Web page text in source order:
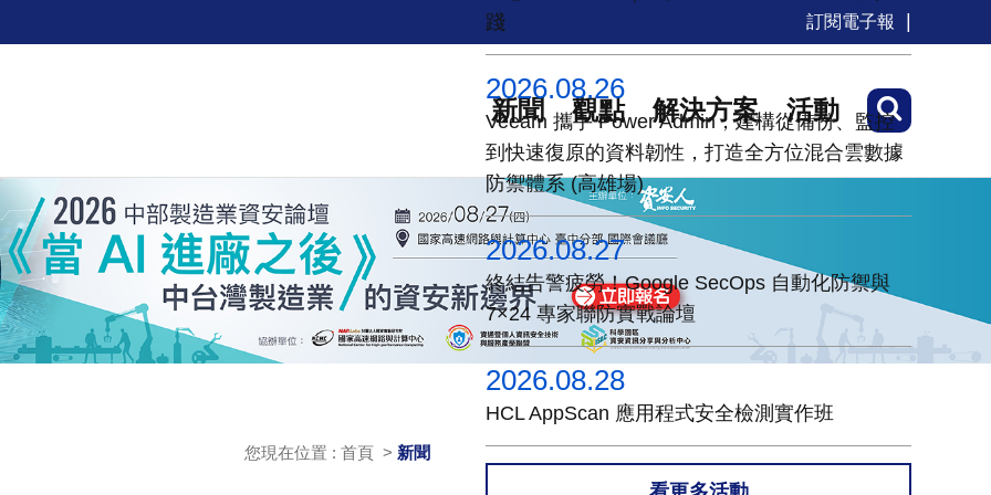
訂閱電子報
新聞 觀點 解決方案 活動
您現在位置 : 首頁 > 新聞
踐
2026.08.26
Veeam 攜手 Power Admin，建構從備份、監控
到快速復原的資料韌性，打造全方位混合雲數據
防禦體系 (高雄場)
2026.08.27
終結告警疲勞！Google SecOps 自動化防禦與
7×24 專家聯防實戰論壇
2026.08.28
HCL AppScan 應用程式安全檢測實作班